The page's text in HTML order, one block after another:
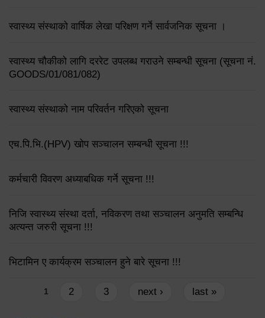
स्वास्थ्य संस्थाको वार्षिक लेखा परिक्षण गर्ने सार्वजनिक सूचना ।
स्वास्थ्य चौकीको लागि दररेट उपलब्ध गराउने सम्बन्धी सूचना (सूचना नं.
GOODS/01/081/082)
स्वास्थ्य संस्थाको नाम परिवर्तन गरिएको सूचना
एच.पि.भि.(HPV) खोप सञ्चालन सम्बन्धी सूचना !!!
कर्मचारी विवरण अध्याबधिक गर्ने सूचना !!!
निजि स्वास्थ्य संस्था दर्ता, नविकरण तथा सञ्चालन अनुमति सम्बन्धि
अत्यन्त जरुरी सूचना !!!
भिटामिन ए कार्यक्रम सञ्चालन हुने बारे सूचना !!!
Pages
1 2 3 next › last »